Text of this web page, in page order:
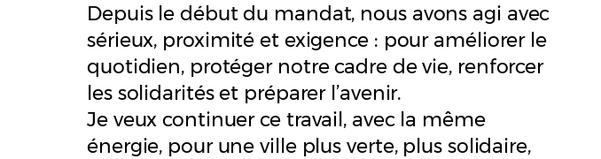
Depuis le début du mandat, nous avons agi avec
sérieux, proximité et exigence : pour améliorer le
quotidien, protéger notre cadre de vie, renforcer
les solidarités et préparer l’avenir.
Je veux continuer ce travail, avec la même
énergie, pour une ville plus verte, plus solidaire,